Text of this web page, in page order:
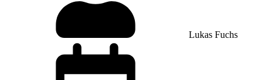
Lukas Fuchs